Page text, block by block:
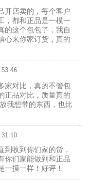
开店卖的，每个客户
，都和正品是一模一
的这个包包了，我自
心来你家订货，真的
家对比，真的不管包
正品对比，质量真的
我想带的东西，也比
到收到你们家的货，
你们家能做到和正品
一摸一样！好评！